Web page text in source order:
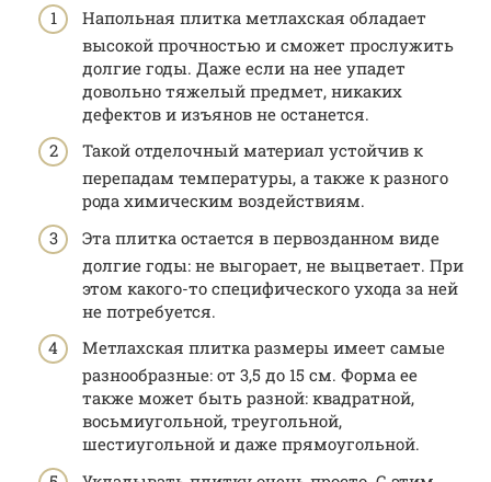
Напольная плитка метлахская обладает
высокой прочностью и сможет прослужить
долгие годы. Даже если на нее упадет
довольно тяжелый предмет, никаких
дефектов и изъянов не останется.
Такой отделочный материал устойчив к
перепадам температуры, а также к разного
рода химическим воздействиям.
Эта плитка остается в первозданном виде
долгие годы: не выгорает, не выцветает. При
этом какого-то специфического ухода за ней
не потребуется.
Метлахская плитка размеры имеет самые
разнообразные: от 3,5 до 15 см. Форма ее
также может быть разной: квадратной,
восьмиугольной, треугольной,
шестиугольной и даже прямоугольной.